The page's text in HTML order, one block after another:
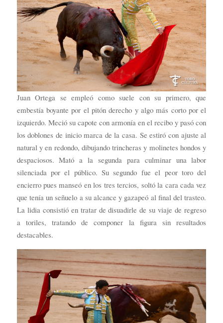
Juan Ortega se empleó como suele con su primero, que
embestía boyante por el pitón derecho y algo más corto por el
izquierdo. Meció su capote con armonía en el recibo y pasó con
los doblones de inicio marca de la casa. Se estiró con ajuste al
natural y en redondo, dibujando trincheras y molinetes hondos y
despaciosos. Mató a la segunda para culminar una labor
silenciada por el público. Su segundo fue el peor toro del
encierro pues manseó en los tres tercios, soltó la cara cada vez
que tenía un señuelo a su alcance y gazapeó al final del trasteo.
La lidia consistió en tratar de disuadirle de su viaje de regreso
a toriles, tratando de componer la figura sin resultados
destacables.